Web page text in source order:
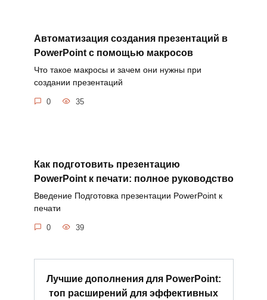
Автоматизация создания презентаций в
PowerPoint с помощью макросов
Что такое макросы и зачем они нужны при
создании презентаций
0 35
Как подготовить презентацию
PowerPoint к печати: полное руководство
Введение Подготовка презентации PowerPoint к
печати
0 39
Лучшие дополнения для PowerPoint:
топ расширений для эффективных